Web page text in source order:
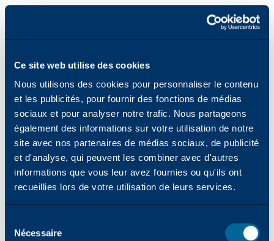
Ce site web utilise des cookies
Nous utilisons des cookies pour personnaliser le contenu
et les publicités, pour fournir des fonctions de médias
sociaux et pour analyser notre trafic. Nous partageons
également des informations sur votre utilisation de notre
site avec nos partenaires de médias sociaux, de publicité
et d'analyse, qui peuvent les combiner avec d'autres
informations que vous leur avez fournies ou qu'ils ont
recueillies lors de votre utilisation de leurs services.
desNécessaire